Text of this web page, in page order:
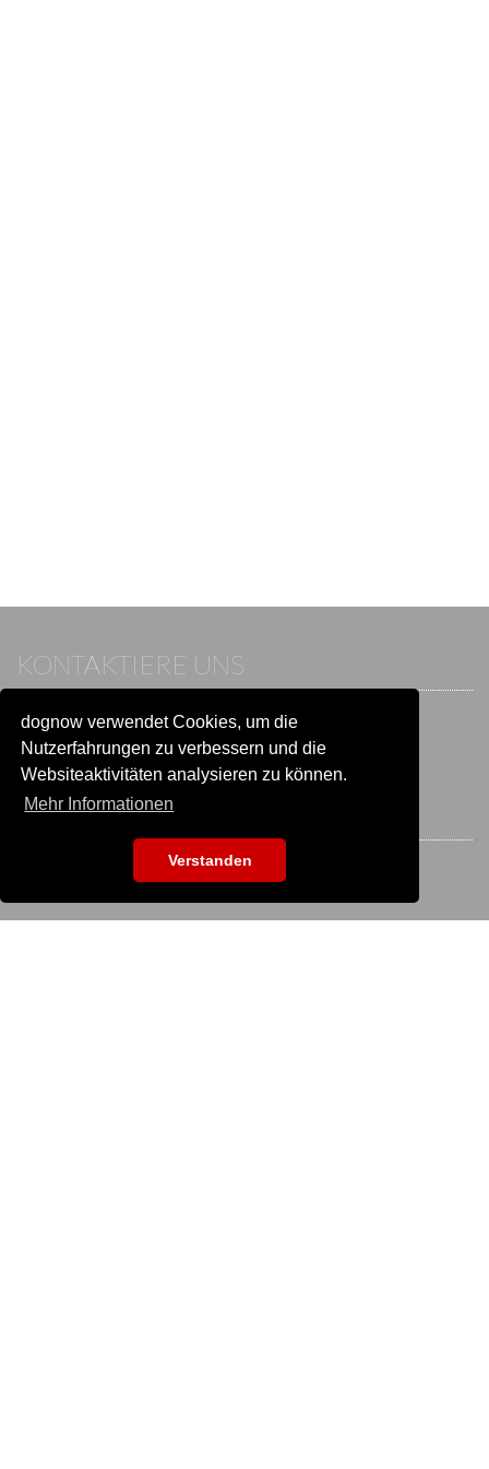
dognow verwendet Cookies, um die
Nutzerfahrungen zu verbessern und die
Websiteaktivitäten analysieren zu können.
Mehr Informationen
Verstanden
KONTAKTIERE UNS
Wenn du bereits einen Account hast, melde dich bitte an.
Sonst besuche unser Hilfe- und Kontaktcenter:
Zu
Hilfe und Kontaktwechseln
BLEIB IN VERBINDUNG